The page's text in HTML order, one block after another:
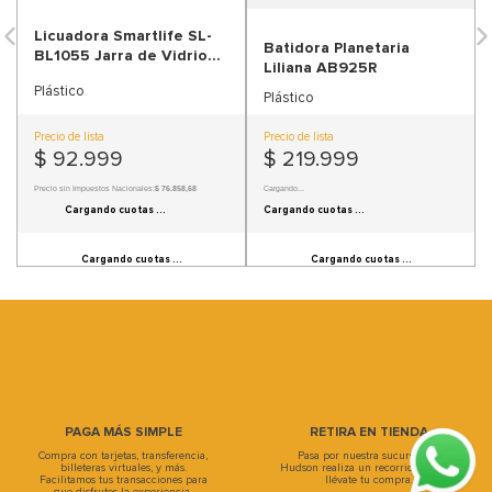
Licuadora Smartlife SL-
BL1055 Jarra de Vidrio
Plástico
Precio de lista
$ 92.999
Precio sin Impuestos Nacionales:$ 76.858,68
Información de cuotas no disponible.
Batidora Planetaria
Liliana AB925R
Plástico
Precio de lista
$ 219.999
Precio sin Impuestos Nacionales:
Información de cuotas no disponible.
Compra con tarjetas, transferencia,
billeteras virtuales, y más.
RETIRA EN TIENDA
Pasa por nuestra sucursal, en
Hudson realiza un recorrido único y
sofa
10. sofa cama